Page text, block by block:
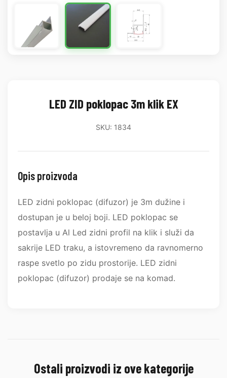
LED ZID poklopac 3m klik EX
SKU: 1834
Opis proizvoda
LED zidni poklopac (difuzor) je 3m dužine i
dostupan je u beloj boji. LED poklopac se
postavlja u Al Led zidni profil na klik i služi da
sakrije LED traku, a istovremeno da ravnomerno
raspe svetlo po zidu prostorije. LED zidni
poklopac (difuzor) prodaje se na komad.
Ostali proizvodi iz ove kategorije